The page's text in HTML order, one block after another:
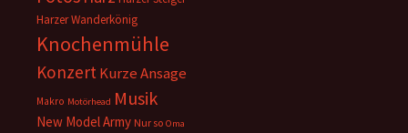
Harzer Wanderkönig
Knochenmühle
Konzert Kurze Ansage
Makro Motörhead Musik
New Model Army Nur so Oma